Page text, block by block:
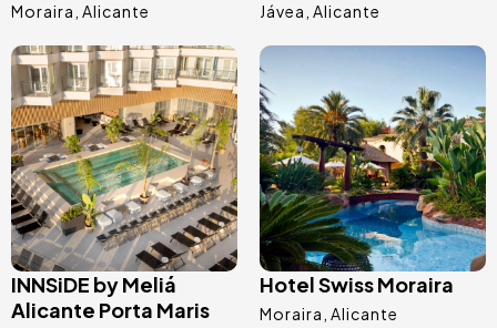
Moraira Alicante Jávea Alicante
Bild
INNSiDE by Meliá
Alicante Porta Maris
Bild
Hotel Swiss Moraira
Moraira Alicante